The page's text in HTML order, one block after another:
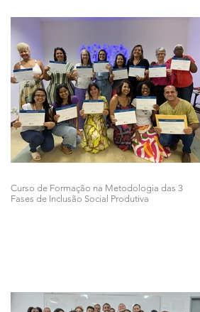
Curso de Formação na Metodologia das 3
Fases de Inclusão Social Produtiva